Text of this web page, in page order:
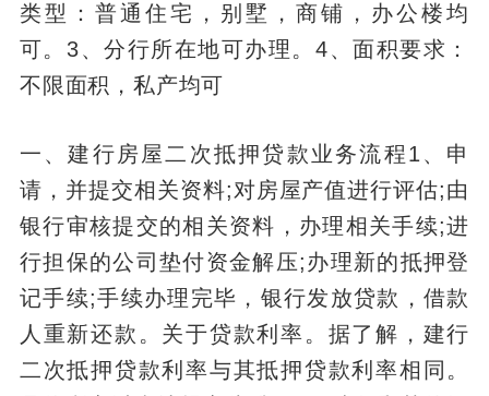
类型：普通住宅，别墅，商铺，办公楼均
可。3、分行所在地可办理。4、面积要求：
不限面积，私产均可
一、建行房屋二次抵押贷款业务流程1、申
请，并提交相关资料;对房屋产值进行评估;由
银行审核提交的相关资料，办理相关手续;进
行担保的公司垫付资金解压;办理新的抵押登
记手续;手续办理完毕，银行发放贷款，借款
人重新还款。关于贷款利率。据了解，建行
二次抵押贷款利率与其抵押贷款利率相同。